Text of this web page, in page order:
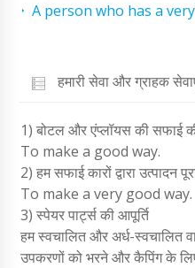
A person who has a
हमारी सेवा और ग्राहक
1) बोटल और एंप्लॉयस की सफाई
To make a good way.
2) हम सफाई कारों द्वारा उत्पादन
To make a very good way.
3) स्पेयर पार्ट्स की आपूर्ति
हम स्वचालित और अर्ध-स्वचालित
उपकरणों को भरने और कैपिंग के